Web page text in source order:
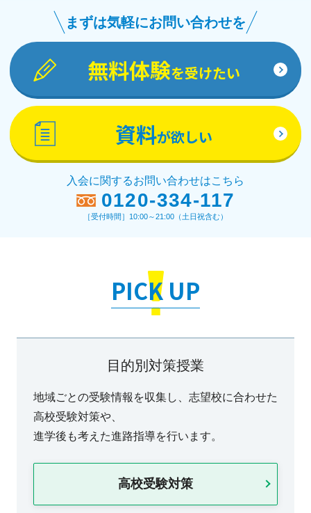
まずは気軽にお問い合わせを
無料体験を受けたい
資料が欲しい
入会に関するお問い合わせはこちら
0120-334-117
［受付時間］10:00～21:00（土日祝含む）
PICK UP
目的別対策授業
地域ごとの受験情報を収集し、志望校に合わせた
高校受験対策や、
進学後も考えた進路指導を行います。
高校受験対策